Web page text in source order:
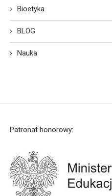
Bioetyka
BLOG
Nauka
Patronat honorowy: